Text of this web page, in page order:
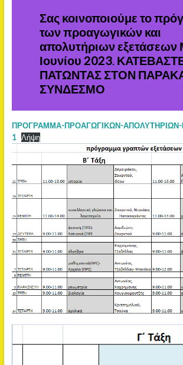
Σας κοινοποιούμε το
των προαγωγικών και
απολυτήριων εξετάσεων
Ιουνίου 2023.
ΠΑΤΩΝΤΑΣ ΣΤΟΝ
ΣΥΝΔΕΣΜΟ
ΠΡΟΓΡΑΜΜΑ-ΠΡΟΑΓΩΓΙΚΩΝ-ΑΠΟΛΥΤΗΡΙΩΝ-
1 Λήψη